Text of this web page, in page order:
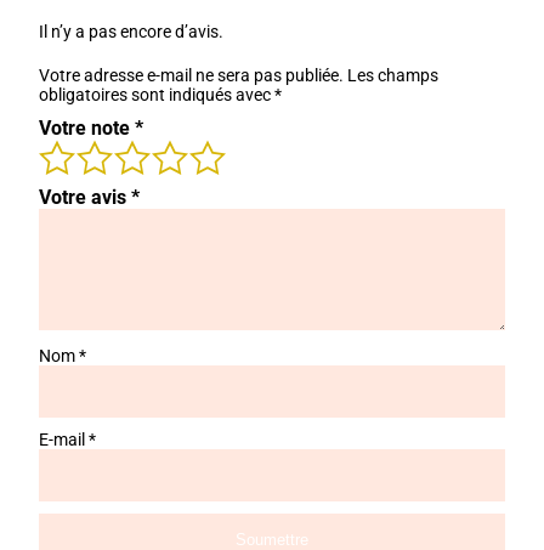
Il n’y a pas encore d’avis.
Votre adresse e-mail ne sera pas publiée. Les champs
obligatoires sont indiqués avec*
Votre note *
Votre avis *
Nom*
E-mail *